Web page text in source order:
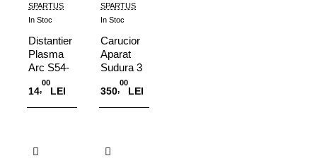
SPARTUS
In Stoc
Distantier
Plasma
Arc S54-
A80
14,
00
LEI
SPARTUS
In Stoc
Carucior
Aparat
Sudura 3
polite
350,
00
LEI